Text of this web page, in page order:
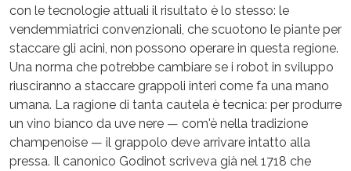
con le tecnologie attuali il risultato è lo stesso: le
vendemmiatrici convenzionali, che scuotono le piante per
staccare gli acini, non possono operare in questa regione.
Una norma che potrebbe cambiare se i robot in sviluppo
riusciranno a staccare grappoli interi come fa una mano
umana. La ragione di tanta cautela è tecnica: per produrre
un vino bianco da uve nere — com'è nella tradizione
champenoise — il grappolo deve arrivare intatto alla
pressa. Il canonico Godinot scriveva già nel 1718 che